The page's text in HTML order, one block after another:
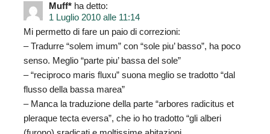
Muff* ha detto:
1 Luglio 2010 alle 11:14
Mi permetto di fare un paio di correzioni:
– Tradurre “solem imum” con “sole piu’ basso”, ha poco
senso. Meglio “parte piu’ bassa del sole”
– “reciproco maris fluxu” suona meglio se tradotto “dal
flusso della bassa marea”
– Manca la traduzione della parte “arbores radicitus et
pleraque tecta eversa”, che io ho tradotto “gli alberi